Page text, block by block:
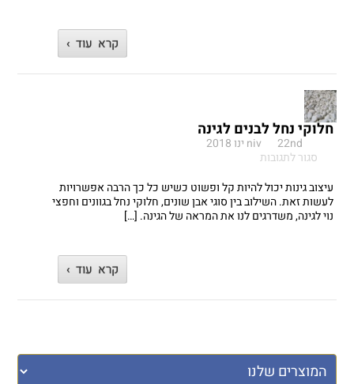
קרא עוד ›
חלוקי נחל לבנים לגינה
niv
22nd ינו 2018
סגור לתגובות
נחל
לבנים
לגינה
עיצוב גינות יכול להיות קל ופשוט כשיש כל כך הרבה אפשרויות
לעשות זאת. השילוב בין סוגי אבן שונים, חלוקי נחל בגוונים וחפצי
נוי לגינה, משדרגים לנו את המראה של הגינה. […]
קרא עוד ›